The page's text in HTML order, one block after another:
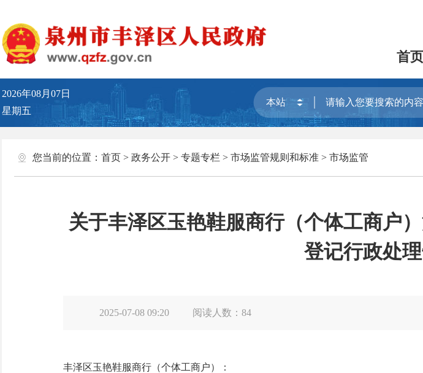
首页
2026年08月07日
星期五
您当前的位置： 首页> 政务公开> 专题专栏 > 市场监管规则和标准> 市场监管
关于丰泽区玉艳鞋服商行（个体工商户
登记行政处
2025-07-08 09:20 阅读人数： 84
丰泽区玉艳鞋服商行（个体工商户）：